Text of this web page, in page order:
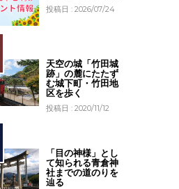
投稿日 : 2026/07/24
天空の城「竹田城
跡」の麓にたたず
む城下町・竹田地
区を歩く
投稿日 : 2020/11/12
「目の神様」とし
て知られる青倉神
社までの道のりを
辿る